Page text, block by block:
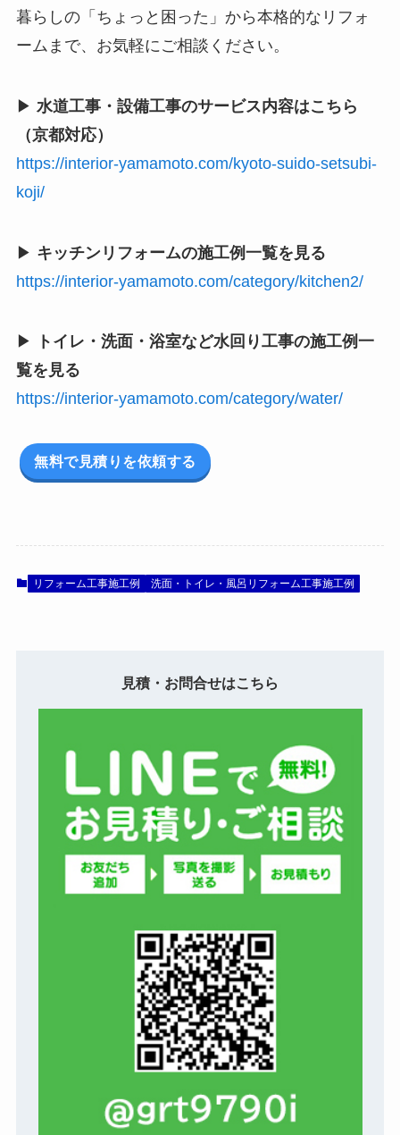
暮らしの「ちょっと困った」から本格的なリフォ
ームまで、お気軽にご相談ください。
▶ 水道工事・設備工事のサービス内容はこちら
（京都対応）
https://interior-yamamoto.com/kyoto-suido-setsubi-
koji/
▶ キッチンリフォームの施工例一覧を見る
https://interior-yamamoto.com/category/kitchen2/
▶
トイレ・洗面・浴室など水回り工事の施工例一
覧を見る
https://interior-yamamoto.com/category/water/
無料で見積りを依頼する
リフォーム工事施工例 洗面・トイレ・風呂リフォーム工事施工例
見積・お問合せはこちら